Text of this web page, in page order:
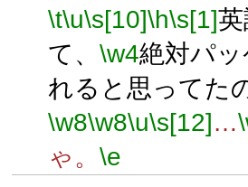
\t\u\s[10]\h\s[1]
て、 \w4絶対パ
れると思ってた
\w8\w8\u\s[12]…
ゃ。 \e